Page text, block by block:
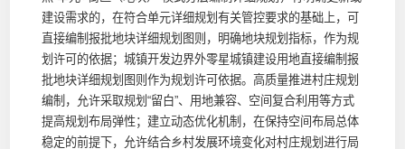
建设需求的，在符合单元详细规划有关管控要求的基础上，可
直接编制报批地块详细规划图则，明确地块规划指标，作为规
划许可的依据；城镇开发边界外零星城镇建设用地直接编制报
批地块详细规划图则作为规划许可依据。高质量推进村庄规划
编制，允许采取规划“留白”、用地兼容、空间复合利用等方式
提高规划布局弹性；建立动态优化机制，在保持空间布局总体
稳定的前提下，允许结合乡村发展环境变化对村庄规划进行局